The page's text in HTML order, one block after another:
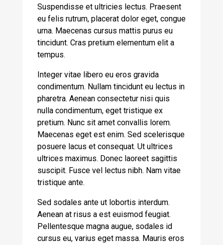
Suspendisse et ultricies lectus. Praesent
eu felis rutrum, placerat dolor eget, congue
urna. Maecenas cursus mattis purus eu
tincidunt. Cras pretium elementum elit a
tempus.
Integer vitae libero eu eros gravida
condimentum. Nullam tincidunt eu lectus in
pharetra. Aenean consectetur nisi quis
nulla condimentum, eget tristique ex
pretium. Nunc sit amet convallis lorem.
Maecenas eget est enim. Sed scelerisque
posuere lacus et consequat. Ut ultrices
ultrices maximus. Donec laoreet sagittis
suscipit. Fusce vel lectus nibh. Nam vitae
tristique ante.
Sed sodales ante ut lobortis interdum.
Aenean at risus a est euismod feugiat.
Pellentesque magna augue, sodales id
cursus eu, varius eget massa. Mauris eros